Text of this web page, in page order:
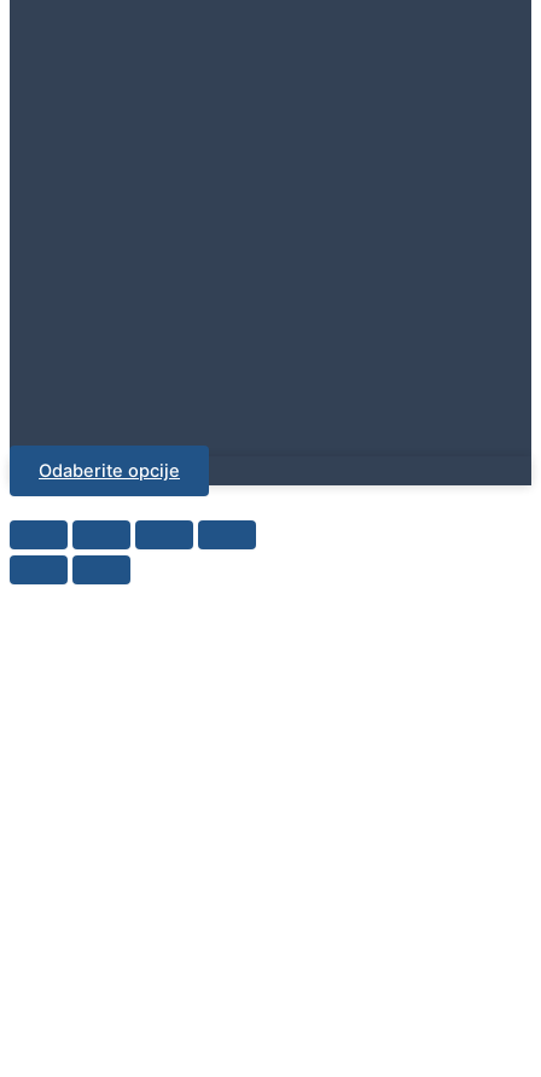
Odaberite opcije